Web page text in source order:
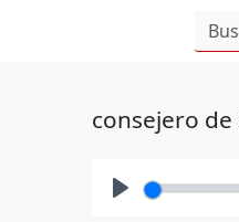
consejero de